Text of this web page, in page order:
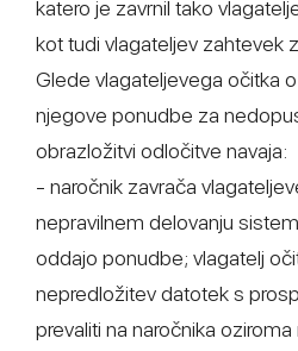
katero je zavrnil tako
kot tudi vlagateljev zahtevek
Glede vlagateljevega očitka
njegove ponudbe za
obrazložitvi odločitve navaja:
- naročnik zavrača
nepravilnem delovanju
oddajo ponudbe; vlagatelj
nepredložitev datotek s
prevaliti na naročnika